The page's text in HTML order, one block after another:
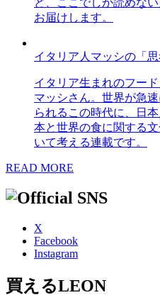
ど、ここでしか読めな
お届けします。
イタリア人マッシの「思
イタリア生まれのフー
マッシさん。世界が急
られるこの時代に、日
本と世界の食に関する
いて考える連載です。
READ MORE
X
Facebook
Instagram
買えるLEON